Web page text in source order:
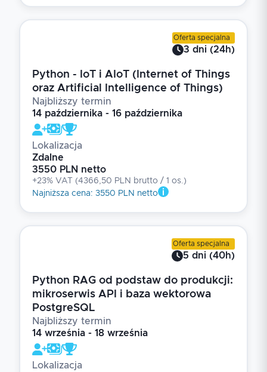
Oferta specjalna
3 dni (24h)
Python - IoT i AIoT (Internet of Things
oraz Artificial Intelligence of Things)
Najbliższy termin
14 października - 16 października
Lokalizacja
Zdalne
3550 PLN netto
+23% VAT (4366,50 PLN brutto / 1 os.)
Najniższa cena: 3550 PLN netto
Oferta specjalna
5 dni (40h)
Python RAG od podstaw do produkcji:
mikroserwis API i baza wektorowa
PostgreSQL
Najbliższy termin
14 września - 18 września
Lokalizacja